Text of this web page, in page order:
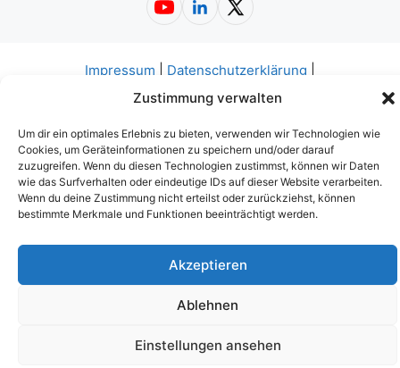
Zustimmung verwalten
Um dir ein optimales Erlebnis zu bieten, verwenden wir Technologien wie
Cookies, um Geräteinformationen zu speichern und/oder darauf
zuzugreifen. Wenn du diesen Technologien zustimmst, können wir Daten
wie das Surfverhalten oder eindeutige IDs auf dieser Website verarbeiten.
Wenn du deine Zustimmung nicht erteilst oder zurückziehst, können
bestimmte Merkmale und Funktionen beeinträchtigt werden.
Akzeptieren
Ablehnen
Einstellungen ansehen
YouTube
LinkedIn
X
Impressum Datenschutzerklärung
Nutzungsbedingungen
Barrierefreiheit
Web-A-Z.de